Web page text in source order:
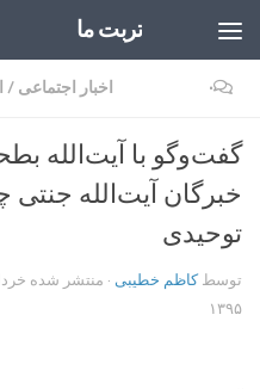
تربت ما
اخبار اجتماعی / ۰
گفت‌وگو با آیت‌الله
خبرگان آیت‌الله
توحیدی
توسطکاظم خطیبی · منتشر شده خرداد ۱۳,
۱۳۹۵